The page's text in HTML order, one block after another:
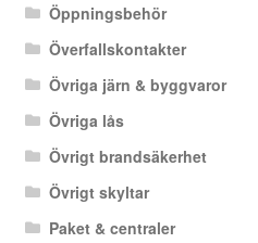
Öppningsbehör
Överfallskontakter
Övriga järn & byggvaror
Övriga lås
Övrigt brandsäkerhet
Övrigt skyltar
Paket & centraler